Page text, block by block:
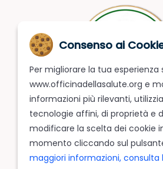
L'Officina della Salute
tutto quello che vi
corpo e della vostra
Consenso ai
Per migliorare la tua esperienza
www.officinadellasalute.org e
informazioni più rilevanti,
tecnologie affini, di proprietà e
modificare la scelta dei cookie
momento cliccando sul
maggiori informazioni, consulta